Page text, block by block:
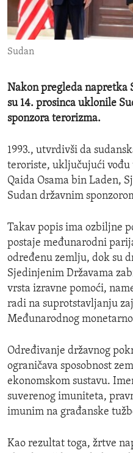
ENVIRONMENT AND
IDEALS AND INSTITUTIONS
Sudan
Nakon pregleda napretka
su 14. prosinca uklonile
sponzora terorizma.
1993., utvrdivši da
teroriste, uključujući
Qaida Osama bin Laden,
Sudan državnim
Takav popis ima ozbiljne
postaje međunarodni
određenu zemlju, dok su
Sjedinjenim Državama
vrsta izravne pomoći,
radi na suprotstavljanju
Međunarodnog
Određivanje državnog
ograničava sposobnost
ekonomskom sustavu.
suverenog imuniteta,
imunim na građanske
Kao rezultat toga, žrtve